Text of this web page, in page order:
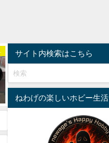
ドローン
HS420（設定と飛行テスト編）
2021年8月17日
サイト内検索はこちら
ねわげの楽しいホビー生活